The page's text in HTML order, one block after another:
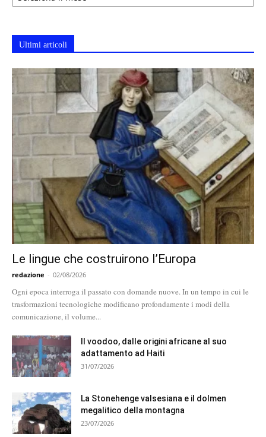
Ultimi articoli
Le lingue che costruirono l’Europa
redazione - 02/08/2026
Ogni epoca interroga il passato con domande nuove. In un tempo in cui le
trasformazioni tecnologiche modificano profondamente i modi della
comunicazione, il volume...
Il voodoo, dalle origini africane al suo
adattamento ad Haiti
31/07/2026
La Stonehenge valsesiana e il dolmen
megalitico della montagna
23/07/2026